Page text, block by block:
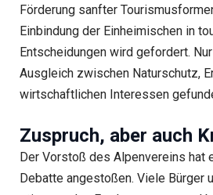
Förderung sanfter
Einbindung der Einheimischen in
Entscheidungen wird gefordert.
Ausgleich zwischen Naturschutz,
wirtschaftlichen Interessen
Zuspruch, aber auch
Der Vorstoß des Alpenvereins
Debatte angestoßen. Viele Bürger